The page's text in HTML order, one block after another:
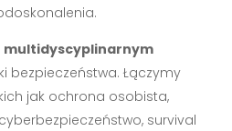
multidyscyplinarnym
bezpieczeństwa. Łączymy
jak ochrona osobista,
survival